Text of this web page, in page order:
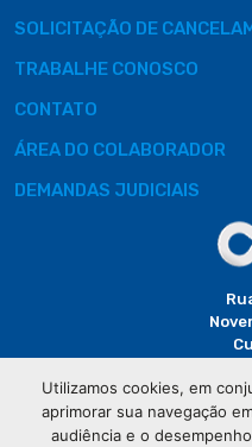
SOLICITAÇÃO DE
TRABALHE CONOSCO
CONTATO
ÁREA DO COLABORADOR
DEMANDAS JUDICIAIS
Utilizamos cookies, em
aprimorar sua navegação
audiência e o